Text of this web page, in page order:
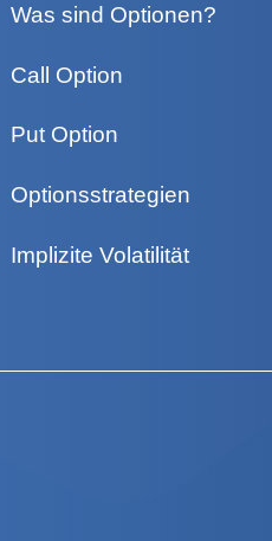
Was sind Optionen?
Call Option
Put Option
Optionsstrategien
Implizite Volatilität